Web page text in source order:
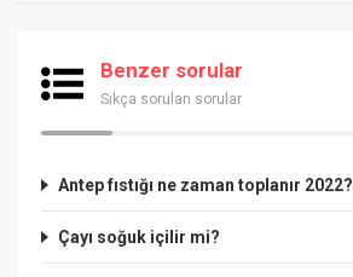
Benzer sorular
Sıkça sorulan sorular
Antep fıstığı ne zaman toplanır 2022?
Çayı soğuk içilir mi?